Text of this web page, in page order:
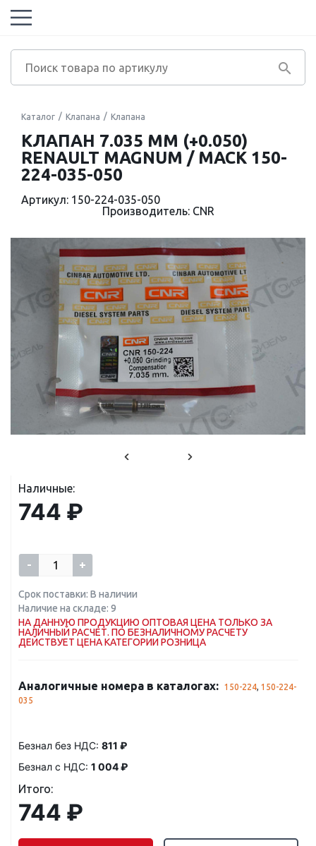
Каталог Клапана Клапана
КЛАПАН 7.035 ММ (+0.050)
RENAULT MAGNUM / MACK 150-
224-035-050
Артикул: 150-224-035-050
Производитель: CNR
Наличные:
744 ₽
- +
Срок поставки: В наличии
Наличие на складе: 9
НА ДАННУЮ ПРОДУКЦИЮ ОПТОВАЯ ЦЕНА ТОЛЬКО ЗА
НАЛИЧНЫЙ РАСЧЕТ. ПО БЕЗНАЛИЧНОМУ РАСЧЕТУ
ДЕЙСТВУЕТ ЦЕНА КАТЕГОРИИ РОЗНИЦА
Аналогичные номера в каталогах: 150-224, 150-224-
035
Безнал без НДС: 811 ₽
Безнал с НДС: 1 004 ₽
Итого:
744 ₽